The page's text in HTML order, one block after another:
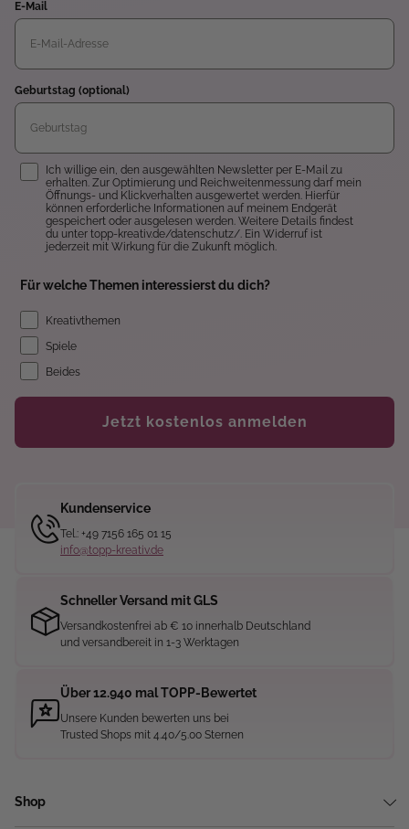
E-Mail
Geburtstag (optional)
Einwilligung
Ich willige ein, den ausgewählten Newsletter per E-Mail zu
erhalten. Zur Optimierung und Reichweitenmessung darf mein
Öffnungs- und Klickverhalten ausgewertet werden. Hierfür
können erforderliche Informationen auf meinem Endgerät
gespeichert oder ausgelesen werden. Weitere Details findest
du unter topp-kreativ.de/datenschutz/. Ein Widerruf ist
jederzeit mit Wirkung für die Zukunft möglich.
Für welche Themen interessierst du dich?
Kreativthemen
Spiele
Beides
Jetzt kostenlos anmelden
Kundenservice
Tel.: +49 7156 165 01 15
info@topp-kreativ.de
Schneller Versand mit GLS
Versandkostenfrei ab € 10 innerhalb Deutschland
und versandbereit in 1-3 Werktagen
Über 12.940 mal TOPP-Bewertet
Unsere Kunden bewerten uns bei
Trusted Shops mit 4.40/5.00 Sternen
Shop